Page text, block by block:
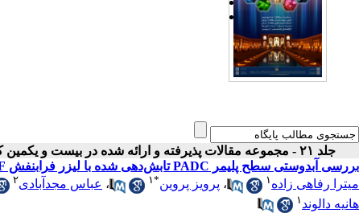
جلد ۲۱ - مجموعه مقالات پذیرفته و ارائه شده در بیست و یکمین کنفرانس اپتیک و فوتونیک ایران
بررسی آبدوستی سطح پلیمر PADC تابش‌دهی شده با لیزر فرابنفش ArF
میترا رفاهی زاده ۱ ، پرویز پروین*۱ ، عباس مجدآبادی۲
هانیه دالوند ۱